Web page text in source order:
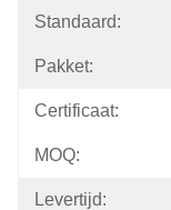
Standaard:
Pakket:
Certificaat:
MOQ:
Levertijd: